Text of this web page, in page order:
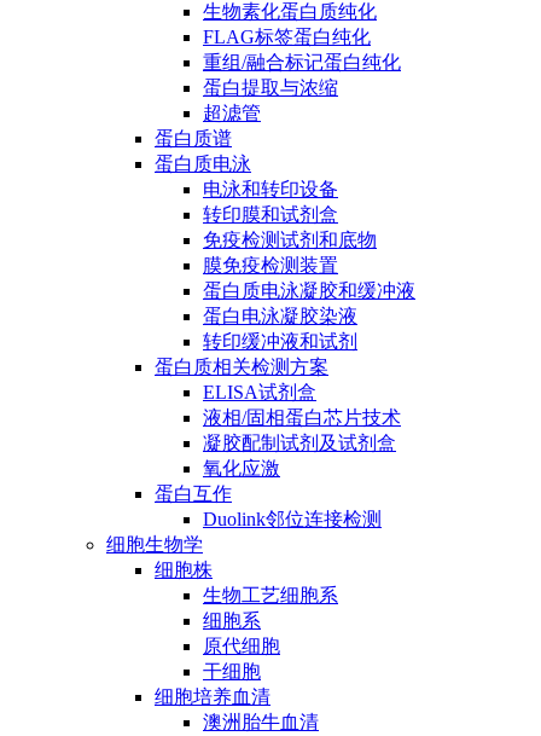
生物素化蛋白质纯化
FLAG标签蛋白纯化
重组/融合标记蛋白纯化
蛋白提取与浓缩
超滤管
蛋白质谱
蛋白质电泳
电泳和转印设备
转印膜和试剂盒
免疫检测试剂和底物
膜免疫检测装置
蛋白质电泳凝胶和缓冲液
蛋白电泳凝胶染液
转印缓冲液和试剂
蛋白质相关检测方案
ELISA试剂盒
液相/固相蛋白芯片技术
凝胶配制试剂及试剂盒
氧化应激
蛋白互作
Duolink邻位连接检测
细胞生物学
细胞株
生物工艺细胞系
细胞系
原代细胞
干细胞
细胞培养血清
澳洲胎牛血清